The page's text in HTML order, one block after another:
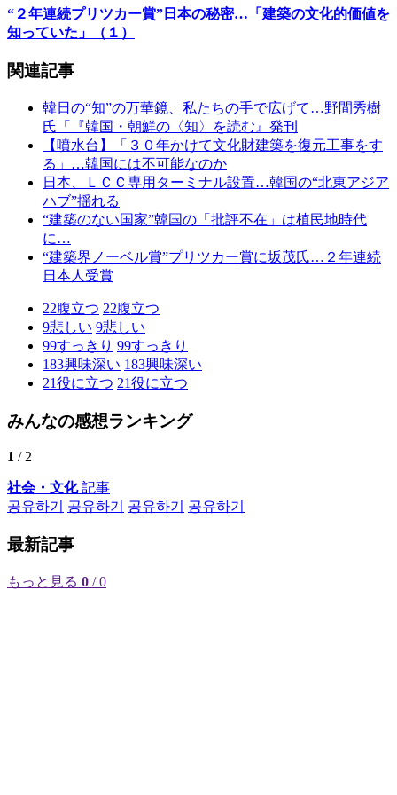
“２年連続プリツカー賞”日本の秘密…「建築の文化的価値を
知っていた」（１）
関連記事
韓日の“知”の万華鏡、私たちの手で広げて…野間秀樹
氏「『韓国・朝鮮の〈知〉を読む』発刊
【噴水台】「３０年かけて文化財建築を復元工事をす
る」…韓国には不可能なのか
日本、ＬＣＣ専用ターミナル設置…韓国の“北東アジア
ハブ”揺れる
“建築のない国家”韓国の「批評不在」は植民地時代
に…
“建築界ノーベル賞”プリツカー賞に坂茂氏…２年連続
日本人受賞
22腹立つ 22腹立つ
9悲しい 9悲しい
99すっきり 99すっきり
183興味深い 183興味深い
21役に立つ 21役に立つ
みんなの感想ランキング
1 / 2
社会・文化記事
공유하기
공유하기 공유하기 공유하기
最新記事
もっと見る 0 / 0